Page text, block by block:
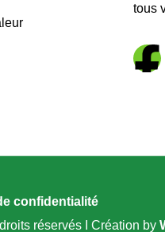
tous
confidentialité
réservés I Création by